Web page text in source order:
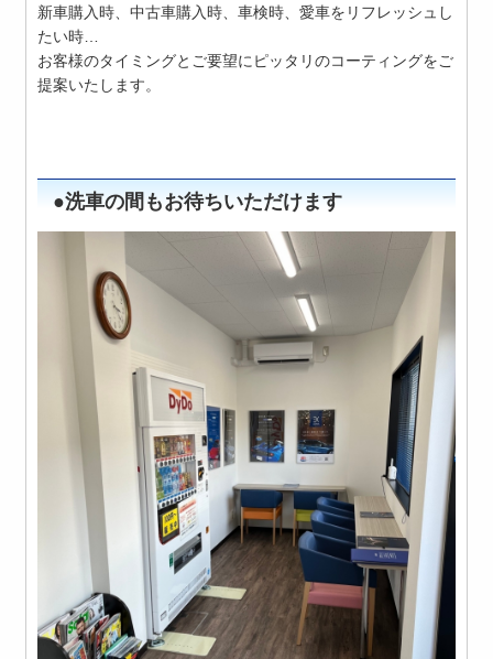
新車購入時、中古車購入時、車検時、愛車をリフレッシュし
たい時…
お客様のタイミングとご要望にピッタリのコーティングをご
提案いたします。
●洗車の間もお待ちいただけます